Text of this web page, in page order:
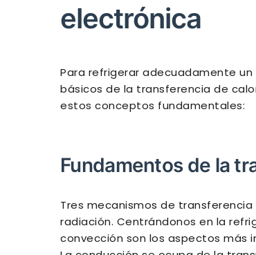
electrónica
Para refrigerar adecuadamente
básicos de la transferencia de
estos conceptos fundamentales:
Fundamentos de la
Tres mecanismos de
radiación. Centrándonos en la
convección son los aspectos más